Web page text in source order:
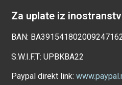
Za uplate iz
BAN:
S.W.I.F.T: UPBKBA22
Paypal direkt link: